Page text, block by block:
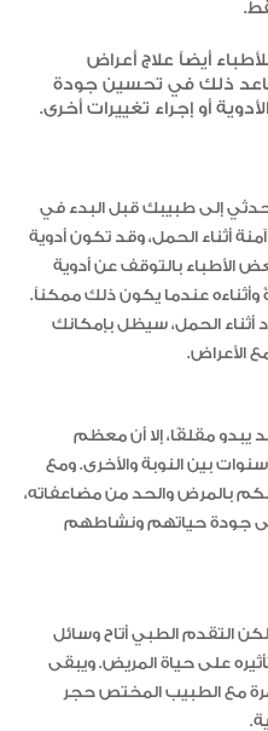
أيضاً علاج أعراض
ذلك في تحسين جودة
أو إجراء تغييرات أخرى.
إلى طبيبك قبل البدء في
أثناء الحمل، وقد تكون أدوية
الأطباء بالتوقف عن أدوية
عندما يكون ذلك ممكناً.
أثناء الحمل، سيظل بإمكانك
الأعراض.
مقلقًا، إلا أن معظم
بين النوبة والأخرى. ومع
بالمرض والحد من مضاعفاته،
جودة حياتهم ونشاطهم
التقدم الطبي أتاح وسائل
على حياة المريض. ويبقى
مع الطبيب المختص حجر